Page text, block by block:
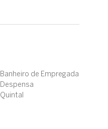
Banheiro de Empregada
Despensa
Quintal